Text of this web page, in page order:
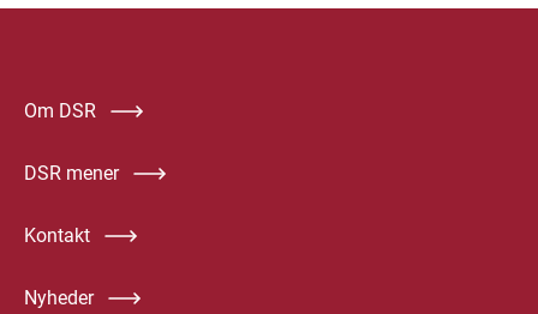
Om DSR
DSR mener
Kontakt
Nyheder